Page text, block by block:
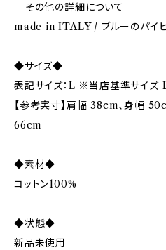
—その他の詳細について—
made in ITALY / ブルーのパイ
◆サイズ◆
表記サイズ：L ※当店基準サイズ L
【参考実寸】肩幅 38cm、身幅
66cm
◆素材◆
コットン100%
◆状態◆
新品未使用